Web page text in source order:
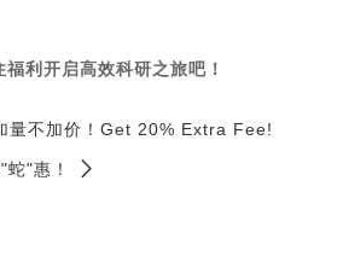
利开启高效科研之旅吧！
量不加价！Get 20% Extra Fee!
"惠！